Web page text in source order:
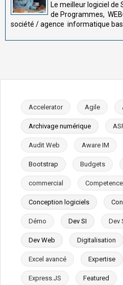
Le meilleur logiciel de
de Programmes,
société / agence informatique
Accelerator Agile
Archivage numérique
Audit Web Aware IM
Bootstrap Budgets
commercial
Conception logiciels
Démo Dev SI Dev
Dev Web Digitalisation
Excel avancé Expertise
Express.JS Featured